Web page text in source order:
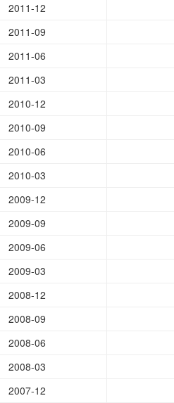
2011-12
2011-09
2011-06
2011-03
2010-12
2010-09
2010-06
2010-03
2009-12
2009-09
2009-06
2009-03
2008-12
2008-09
2008-06
2008-03
2007-12